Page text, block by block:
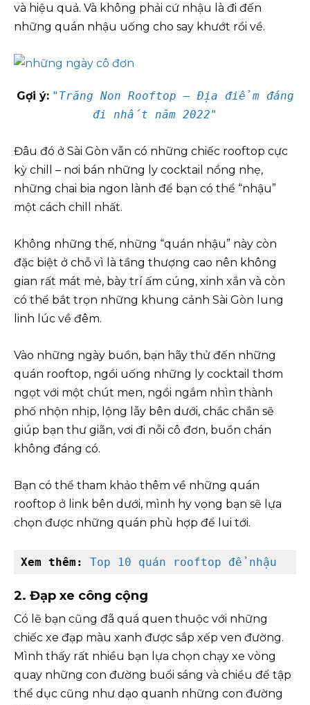
và hiệu quả. Và không phải cứ nhậu là đi đến
những quán nhậu uống cho say khướt rồi về.
Gợi ý: "Trăng Non Rooftop – Địa điểm đáng
đi nhất năm 2022"
Đâu đó ở Sài Gòn vẫn có những chiếc rooftop cực
kỳ chill – nơi bán những ly cocktail nồng nhẹ,
những chai bia ngon lành để bạn có thể “nhậu”
một cách chill nhất.
Không những thế, những “quán nhậu” này còn
đặc biệt ở chỗ vì là tầng thượng cao nên không
gian rất mát mẻ, bày trí ấm cúng, xinh xắn và còn
có thể bắt trọn những khung cảnh Sài Gòn lung
linh lúc về đêm.
Vào những ngày buồn, bạn hãy thử đến những
quán rooftop, ngồi uống những ly cocktail thơm
ngọt với một chút men, ngồi ngắm nhìn thành
phố nhộn nhịp, lộng lẫy bên dưới, chắc chắn sẽ
giúp bạn thư giãn, vơi đi nỗi cô đơn, buồn chán
không đáng có.
Bạn có thể tham khảo thêm về những quán
rooftop ở link bên dưới, mình hy vọng bạn sẽ lựa
chọn được những quán phù hợp để lui tới.
Xem thêm: Top 10 quán rooftop để nhậu
2. Đạp xe công cộng
Có lẽ bạn cũng đã quá quen thuộc với những
chiếc xe đạp màu xanh được sắp xếp ven đường.
Mình thấy rất nhiều bạn lựa chọn chạy xe vòng
quay những con đường buổi sáng và chiều để tập
thể dục cũng như dạo quanh những con đường